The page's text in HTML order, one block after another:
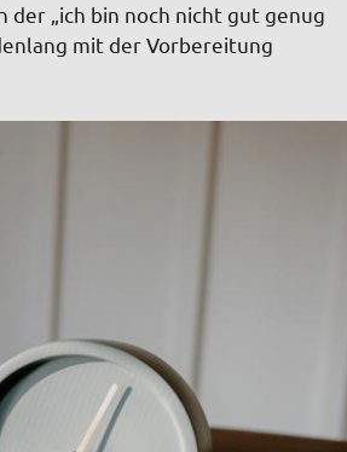
der „ich bin noch nicht gut genug
mit der Vorbereitung